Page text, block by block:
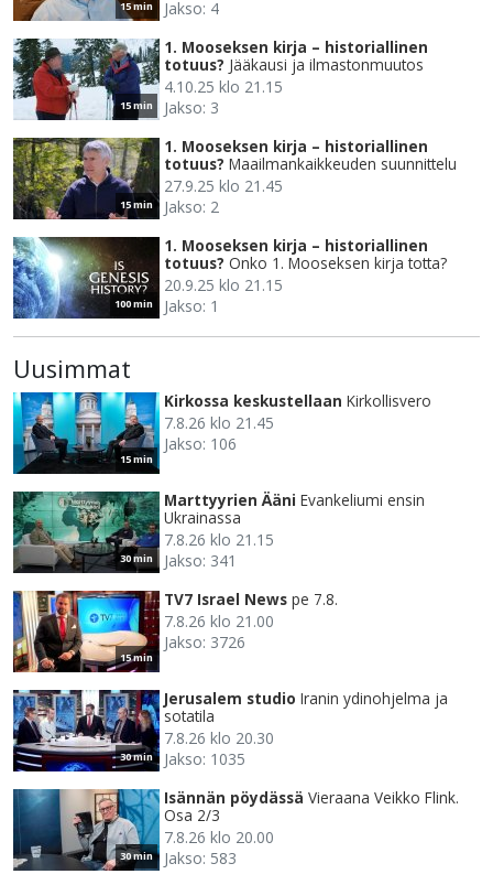
15 min Jakso: 4
15 min
1. Mooseksen kirja – historiallinen
totuus? Jääkausi ja ilmastonmuutos
4.10.25 klo 21.15
Jakso: 3
15 min
1. Mooseksen kirja – historiallinen
totuus? Maailmankaikkeuden suunnittelu
27.9.25 klo 21.45
Jakso: 2
100 min
1. Mooseksen kirja – historiallinen
totuus? Onko 1. Mooseksen kirja totta?
20.9.25 klo 21.15
Jakso: 1
Uusimmat
15 min
Kirkossa keskustellaan Kirkollisvero
7.8.26 klo 21.45
Jakso: 106
30 min
Marttyyrien Ääni Evankeliumi ensin
Ukrainassa
7.8.26 klo 21.15
Jakso: 341
15 min
TV7 Israel News pe 7.8.
7.8.26 klo 21.00
Jakso: 3726
30 min
Jerusalem studio Iranin ydinohjelma ja
sotatila
7.8.26 klo 20.30
Jakso: 1035
30 min
Isännän pöydässä Vieraana Veikko Flink.
Osa 2/3
7.8.26 klo 20.00
Jakso: 583